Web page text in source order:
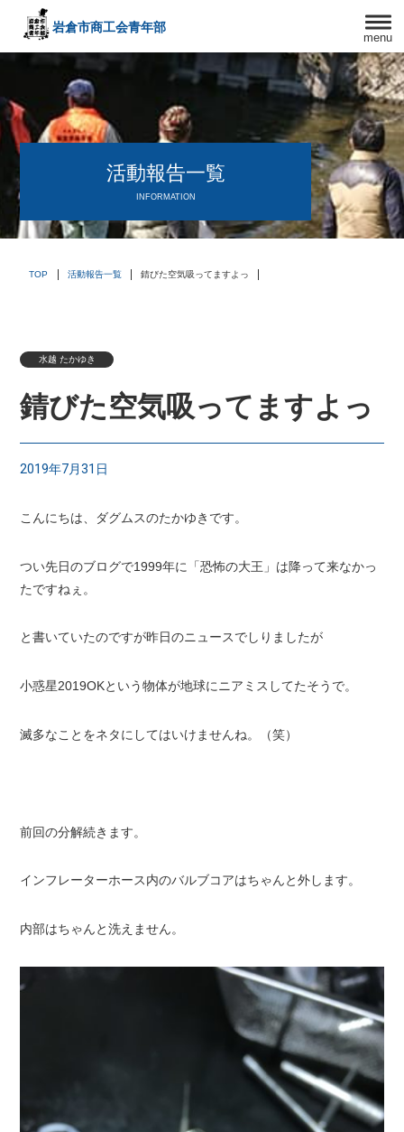
menu
岩倉市商工会青年部
〒482－0042
愛知県岩倉市中本町西出口31-1
TEL:0587-66-3400
FAX:0587-66-3417
頑張る中小企業を応援します！
活動報告一覧
INFORMATION
TOP 活動報告一覧 錆びた空気吸ってますよっ
水越 たかゆき
錆びた空気吸ってますよっ
2019年7月31日
こんにちは、ダグムスのたかゆきです。
つい先日のブログで1999年に「恐怖の大王」は降って来なかっ
たですねぇ。
と書いていたのですが昨日のニュースでしりましたが
小惑星2019OKという物体が地球にニアミスしてたそうで。
滅多なことをネタにしてはいけませんね。（笑）
前回の分解続きます。
インフレーターホース内のバルブコアはちゃんと外します。
内部はちゃんと洗えません。